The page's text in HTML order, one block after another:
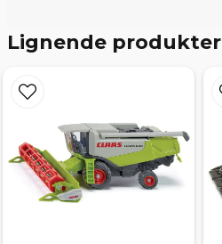
Lignende produkter